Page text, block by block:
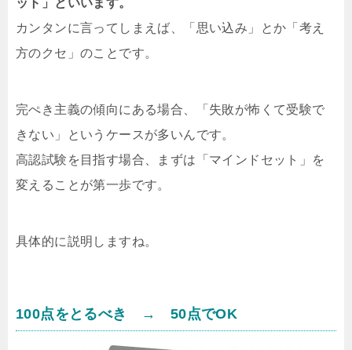
ット」といいます。
カンタンに言ってしまえば、「思い込み」とか「考え
方のクセ」のことです。
完ぺき主義の傾向にある場合、「失敗が怖くて受験で
きない」というケースが多いんです。
高認試験を目指す場合、まずは「マインドセット」を
変えることが第一歩です。
具体的に説明しますね。
100点をとるべき → 50点でOK